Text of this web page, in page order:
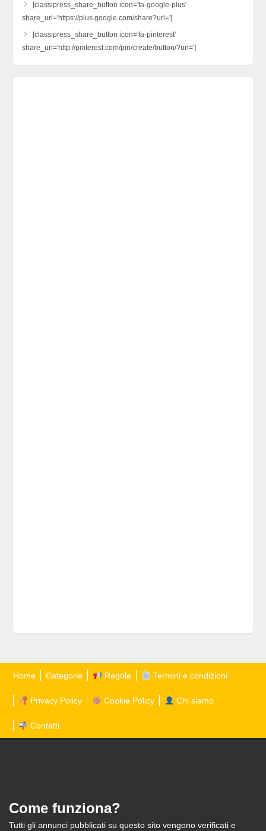
[classipress_share_button icon='fa-google-plus'
share_url='https://plus.google.com/share?url=']
[classipress_share_button icon='fa-pinterest'
share_url='http://pinterest.com/pin/create/button/?url=']
Home Categorie Regole Termini e condizioni
Privacy Policy Cookie Policy Chi siamo
Contatti
Come funziona?
Tutti gli annunci pubblicati su questo sito vengono verificati e